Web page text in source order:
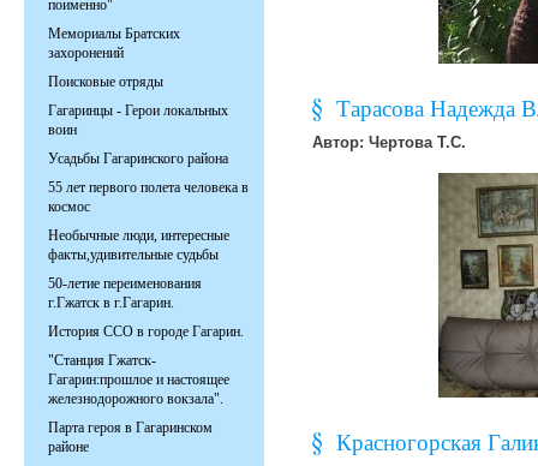
Тарасова Надежда
Автор: Чертова Т.С.
Красногорская
поименно"
Мемориалы Братских
захоронений
Поисковые отряды
Гагаринцы - Герои локальных
воин
Усадьбы Гагаринского района
55 лет первого полета человека в
космос
Необычные люди, интересные
факты,удивительные судьбы
50-летие переименования
г.Гжатск в г.Гагарин.
История ССО в городе Гагарин.
"Станция Гжатск-
Гагарин:прошлое и настоящее
железнодорожного вокзала".
Парта героя в Гагаринском
районе